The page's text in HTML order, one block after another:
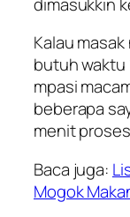
Kalau
butuh waktu
mpasi
beberapa
menit
Baca juga:
Mogok